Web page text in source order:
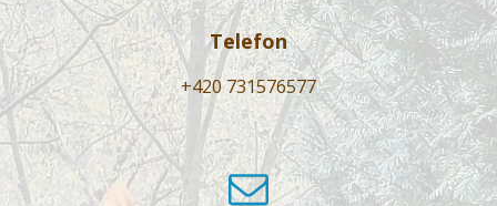
Telefon
+420 731576577